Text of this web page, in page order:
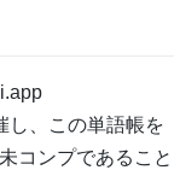
し、この単語帳を
コンプであること